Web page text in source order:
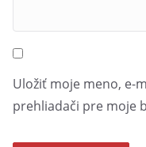
Uložiť moje meno, e-
prehliadači pre moje